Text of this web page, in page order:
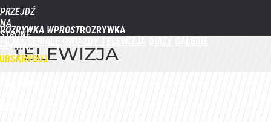
PRZEJDŹ
NA
STRONĘ
GŁÓWNĄ
WPROST.PL
ROZRYWKA WPROST
TELEWIZJA